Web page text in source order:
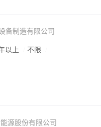
备制造有限公司
以上 不限
源股份有限公司